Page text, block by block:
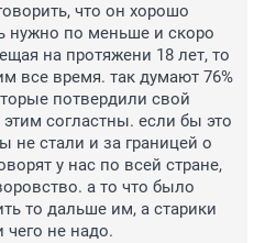
что он хорошо
нужно по меньше и скоро
на протяжени 18 лет, то
все время. так думают 76%
потвердили свой
этим согластны. если бы это
не стали и за границей о
у нас по всей стране,
а то что было
то дальше им, а старики
не надо.